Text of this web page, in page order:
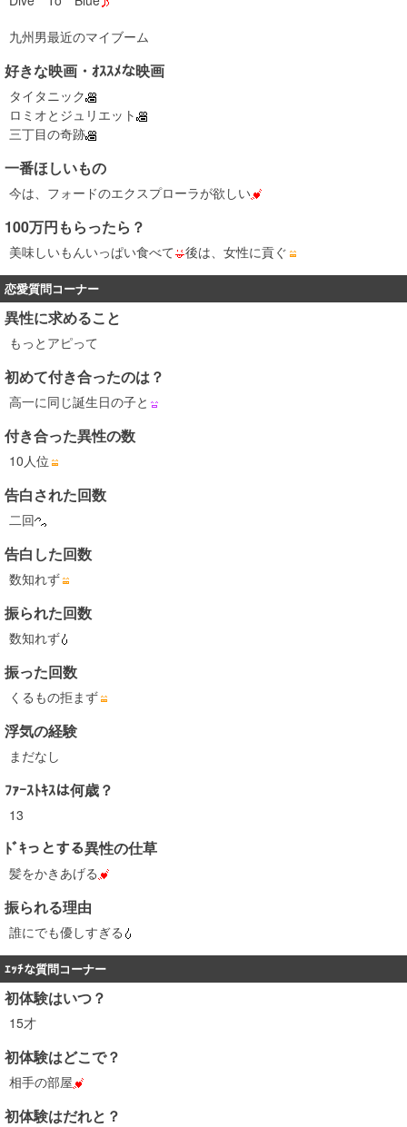
九州男最近のマイブーム
好きな映画・ｵｽｽﾒな映画
タイタニック
ロミオとジュリエット
三丁目の奇跡
一番ほしいもの
今は、フォードのエクスプローラが欲しい
100万円もらったら？
美味しいもんいっぱい食べて 後は、女性に貢ぐ
恋愛質問コーナー
異性に求めること
もっとアピって
初めて付き合ったのは？
高一に同じ誕生日の子と
付き合った異性の数
10人位
告白された回数
二回
告白した回数
数知れず
振られた回数
数知れず
振った回数
くるもの拒まず
浮気の経験
まだなし
ﾌｧｰｽﾄｷｽは何歳？
13
ﾄﾞｷっとする異性の仕草
髪をかきあげる
振られる理由
誰にでも優しすぎる
ｴｯﾁな質問コーナー
初体験はいつ？
15才
初体験はどこで？
相手の部屋
初体験はだれと？